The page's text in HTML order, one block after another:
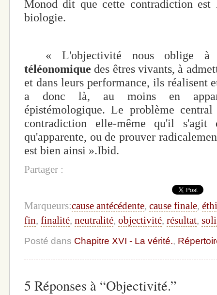
Monod dit que cette contradiction
biologie.
« L'objectivité nous oblige à
téléonomique des êtres vivants, à
et dans leurs performance, ils réalisent
a donc là, au moins en
épistémologique. Le problème
contradiction elle-même qu'il
qu'apparente, ou de prouver
est bien ainsi ».Ibid.
Partager :
Marqueurs:cause antécédente, cause finale,
fin, finalité, neutralité, objectivité, résultat,
Posté dans Chapitre XVI - La vérité.,
5 Réponses à “Objectivité.”